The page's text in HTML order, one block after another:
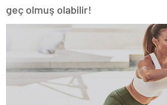
geç olmuş olabilir!